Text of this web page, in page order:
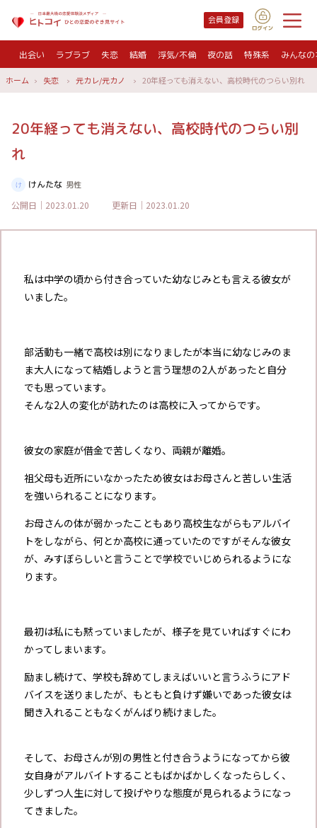
会員登録
出会い ラブラブ 失恋 結婚 浮気/不倫 夜の話 特殊系 みんな
ホーム 失恋 元カレ/元カノ 20年経っても消えない、高校時代のつらい別れ
20年経っても消えない、高校時代のつらい別
れ
けんたな 男性
公開日｜2023.01.20 更新日｜2023.01.20
私は中学の頃から付き合っていた幼なじみとも言える彼女が
いました。
部活動も一緒で高校は別になりましたが本当に幼なじみのま
ま大人になって結婚しようと言う理想の2人があったと自分
でも思っています。
そんな2人の変化が訪れたのは高校に入ってからです。
彼女の家庭が借金で苦しくなり、両親が離婚。
祖父母も近所にいなかったため彼女はお母さんと苦しい生活
を強いられることになります。
お母さんの体が弱かったこともあり高校生ながらもアルバイ
トをしながら、何とか高校に通っていたのですがそんな彼女
が、みすぼらしいと言うことで学校でいじめられるようにな
ります。
最初は私にも黙っていましたが、様子を見ていればすぐにわ
かってしまいます。
励まし続けて、学校も辞めてしまえばいいと言うふうにアド
バイスを送りましたが、もともと負けず嫌いであった彼女は
聞き入れることもなくがんばり続けました。
そして、お母さんが別の男性と付き合うようになってから彼
女自身がアルバイトすることもばかばかしくなったらしく、
少しずつ人生に対して投げやりな態度が見られるようになっ
てきました。